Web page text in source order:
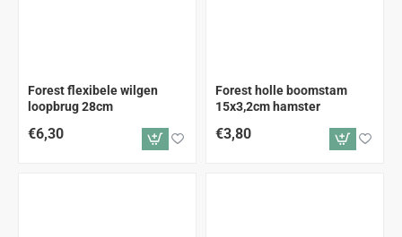
Forest flexibele wilgen
loopbrug 28cm
€6,30
Forest holle boomstam
15x3,2cm hamster
€3,80